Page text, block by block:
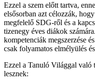
Ezzel a szem előtt tartva,
elsősorban azt célozzák,
megfelelő SDG-ről és a
tizenegy éves diákok
kompetenciák megszerzése
csak folyamatos elmélyülés
Ezzel a Tanuló Világgal való
lesznek: